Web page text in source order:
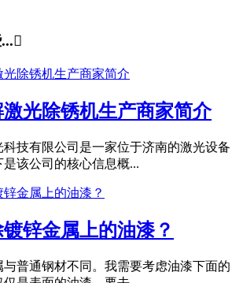

光除锈机生产商家简介
科技有限公司是一家位于济南的激光设备
该公司的核心信息概...
锌金属上的油漆？
与普通钢材不同。我需要考虑油漆下面的